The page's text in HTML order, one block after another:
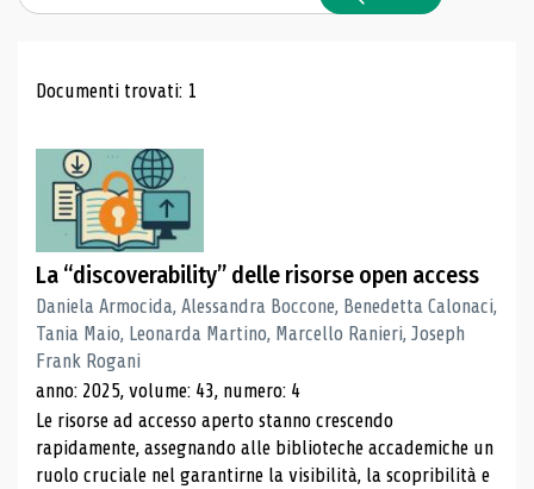
Risultati di ricerca
Documenti trovati: 1
La “discoverability” delle risorse open access
Daniela Armocida, Alessandra Boccone, Benedetta Calonaci,
Tania Maio, Leonarda Martino, Marcello Ranieri, Joseph
Frank Rogani
anno: 2025, volume: 43, numero: 4
Le risorse ad accesso aperto stanno crescendo
rapidamente, assegnando alle biblioteche accademiche un
ruolo cruciale nel garantirne la visibilità, la scopribilità e